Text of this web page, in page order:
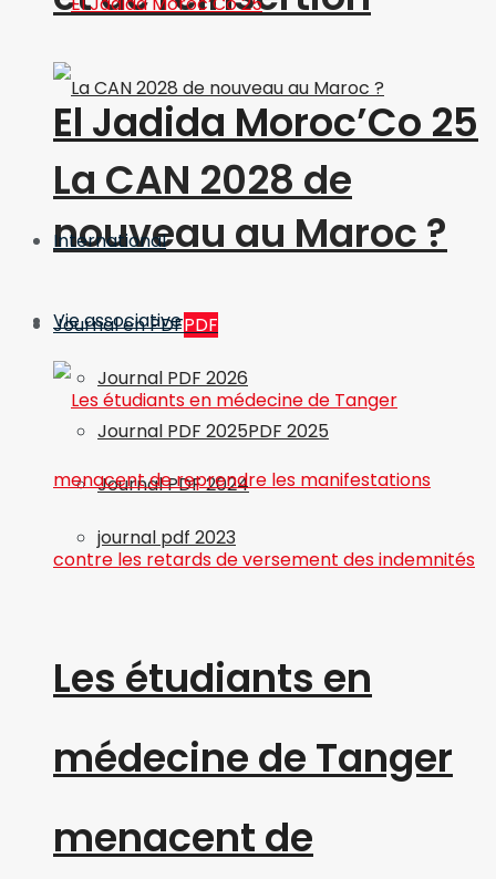
La CAN 2028 de
nouveau au Maroc ?
Journal en PDFPDF
Journal PDF 2026
Journal PDF 2025PDF 2025
Journal PDF 2024
journal pdf 2023
El Jadida Moroc’Co 25
International
Vie associative
Les étudiants en
médecine de Tanger
menacent de